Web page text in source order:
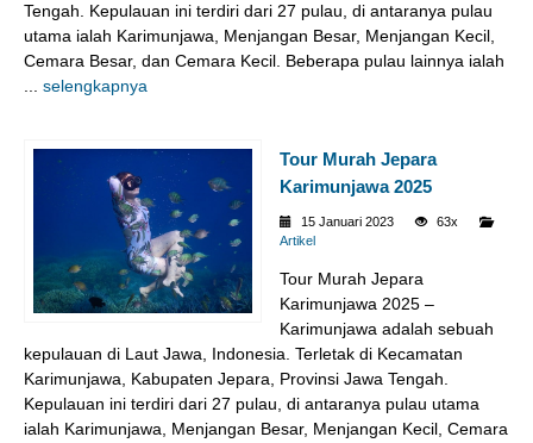
Tengah. Kepulauan ini terdiri dari 27 pulau, di antaranya pulau
utama ialah Karimunjawa, Menjangan Besar, Menjangan Kecil,
Cemara Besar, dan Cemara Kecil. Beberapa pulau lainnya ialah
selengkapnya
Tour Murah Jepara
Karimunjawa 2025
15 Januari 2023
63x
Artikel
Tour Murah Jepara
Karimunjawa 2025 –
Karimunjawa adalah sebuah
kepulauan di Laut Jawa, Indonesia. Terletak di Kecamatan
Karimunjawa, Kabupaten Jepara, Provinsi Jawa Tengah.
Kepulauan ini terdiri dari 27 pulau, di antaranya pulau utama
ialah Karimunjawa, Menjangan Besar, Menjangan Kecil, Cemara